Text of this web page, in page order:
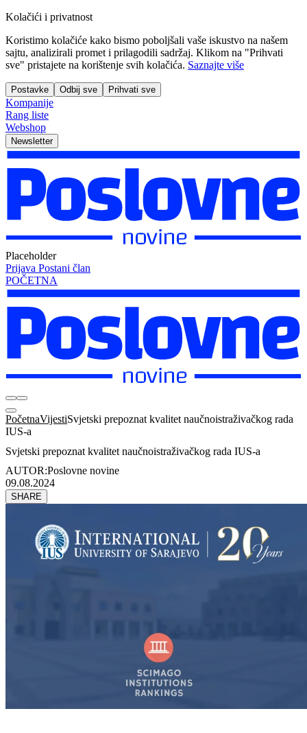
Kolačići i privatnost
Koristimo kolačiće kako bismo poboljšali vaše iskustvo na našem
sajtu, analizirali promet i prilagodili sadržaj. Klikom na "Prihvati
sve" pristajete na korištenje svih kolačića. Saznajte više
Postavke Odbij sve Prihvati sve
Kompanije
Rang liste
Webshop
Newsletter
Placeholder
Prijava Postani član
POČETNA
PočetnaVijestiSvjetski prepoznat kvalitet naučnoistraživačkog rada
IUS-a
Svjetski prepoznat kvalitet naučnoistraživačkog rada IUS-a
AUTOR:Poslovne novine
09.08.2024
SHARE